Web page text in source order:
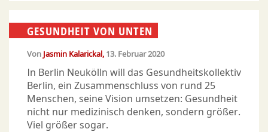
GESUNDHEIT VON UNTEN
Von Jasmin Kalarickal 13. Februar 2020
In Berlin Neukölln will das Gesundheitskollektiv
Berlin, ein Zusammenschluss von rund 25
Menschen, seine Vision umsetzen: Gesundheit
nicht nur medizinisch denken, sondern größer.
Viel größer sogar.